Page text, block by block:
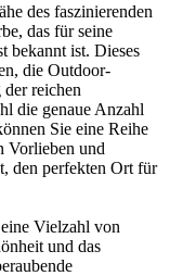
des faszinierenden
das für seine
bekannt ist. Dieses
die Outdoor-
reichen
die genaue Anzahl
Sie eine Reihe
Vorlieben und
den perfekten Ort für
Vielzahl von
und das